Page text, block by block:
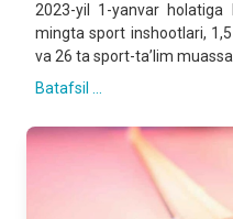
2023-yil 1-yanvar holatiga
mingta sport inshootlari,
va 26 ta sport-ta’lim
Batafsil ...